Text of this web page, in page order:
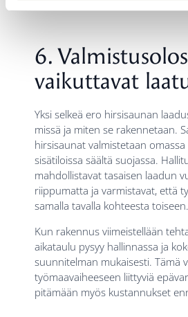
ratkaisut tukevat rakennuksen
6.
vaikuttavat
Yksi selkeä ero hirsisaunan
missä ja miten se rakennetaan.
hirsisaunat valmistetaan omassa
sisätiloissa säältä suojassa.
mahdollistavat tasaisen laadun
riippumatta ja varmistavat, että
samalla tavalla kohteesta toiseen.
Kun rakennus viimeistellään
aikataulu pysyy hallinnassa ja
suunnitelman mukaisesti. Tämä
työmaavaiheeseen liittyviä
pitämään myös kustannukset